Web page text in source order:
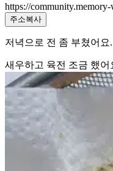
https://
주소복사
저녁으로 전 좀 부쳤어요.
새우하고 육전 조금 했어